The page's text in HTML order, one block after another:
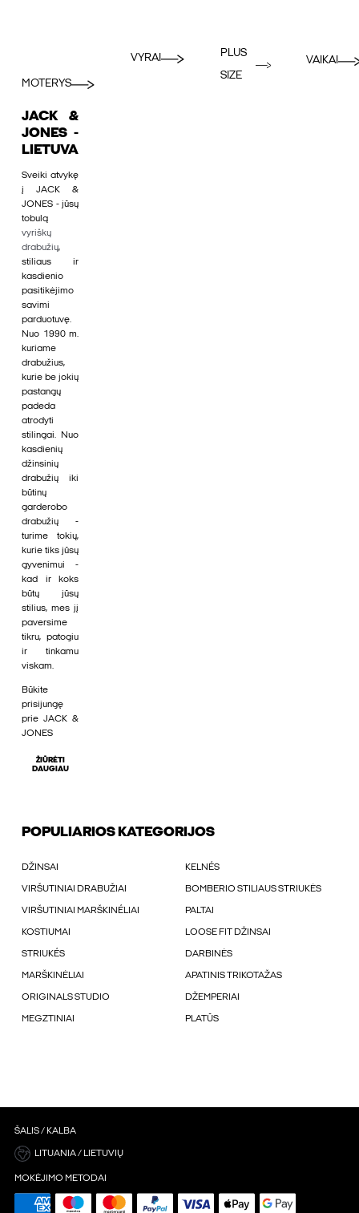
MOTERYS
VYRAI
PLUS
SIZE
VAIKAI
JACK &
JONES -
LIETUVA
Sveiki atvykę
į JACK &
JONES - jūsų
tobulą
vyriškų
drabužių,
stiliaus ir
kasdienio
pasitikėjimo
savimi
parduotuvę.
Nuo 1990 m.
kuriame
drabužius,
kurie be jokių
pastangų
padeda
atrodyti
stilingai. Nuo
kasdienių
džinsinių
drabužių iki
būtinų
garderobo
drabužių -
turime tokių,
kurie tiks jūsų
gyvenimui -
kad ir koks
būtų jūsų
stilius, mes jį
paversime
tikru, patogiu
ir tinkamu
viskam.
Būkite
prisijungę
prie JACK &
JONES
ŽIŪRĖTI
DAUGIAU
POPULIARIOS KATEGORIJOS
DŽINSAI KELNÉS
VIRŠUTINIAI DRABUŽIAI BOMBERIO STILIAUS STRIUKĖS
VIRŠUTINIAI MARŠKINÉLIAI PALTAI
KOSTIUMAI LOOSE FIT DŽINSAI
STRIUKÉS DARBINĖS
MARŠKINĖLIAI APATINIS TRIKOTAŽAS
ORIGINALS STUDIO DŽEMPERIAI
MEGZTINIAI PLATŪS
ŠALIS / KALBA
LITUANIA / LIETUVIŲ
MOKĖJIMO METODAI